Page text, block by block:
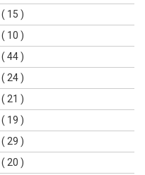
( 15 )
( 10 )
( 44 )
( 24 )
( 21 )
( 19 )
( 29 )
( 20 )